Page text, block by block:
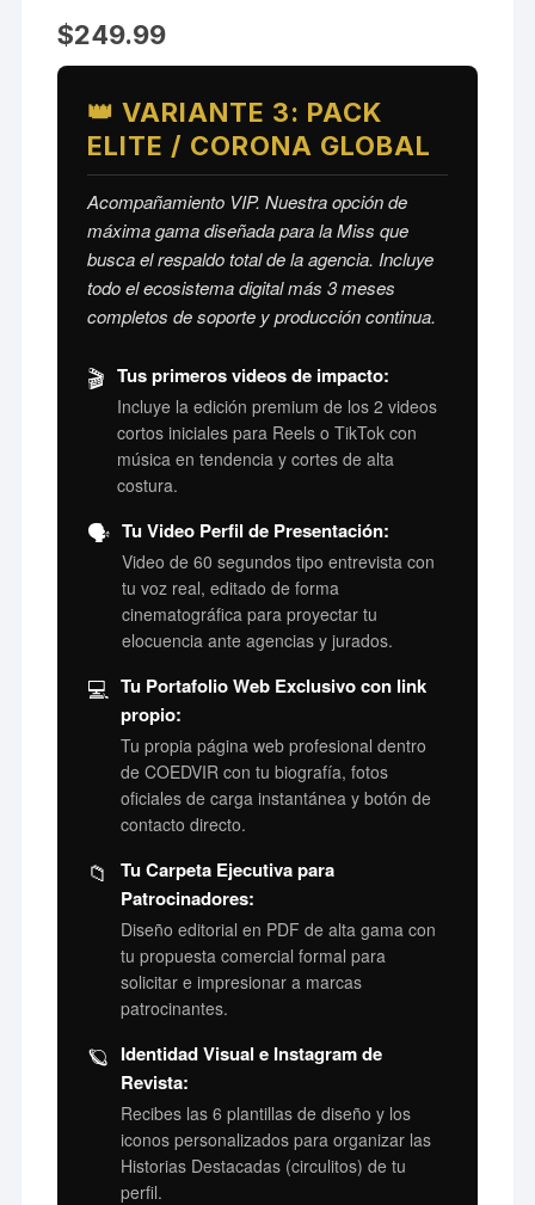
$249.99
👑 VARIANTE 3: PACK
ELITE / CORONA GLOBAL
Acompañamiento VIP. Nuestra opción de
máxima gama diseñada para la Miss que
busca el respaldo total de la agencia. Incluye
todo el ecosistema digital más 3 meses
completos de soporte y producción continua.
🎬 Tus primeros videos de impacto:
Incluye la edición premium de los 2 videos
cortos iniciales para Reels o TikTok con
música en tendencia y cortes de alta
costura.
🗣️ Tu Video Perfil de Presentación:
Video de 60 segundos tipo entrevista con
tu voz real, editado de forma
cinematográfica para proyectar tu
elocuencia ante agencias y jurados.
💻
Tu Portafolio Web Exclusivo con link
propio:
Tu propia página web profesional dentro
de COEDVIR con tu biografía, fotos
oficiales de carga instantánea y botón de
contacto directo.
📁
Tu Carpeta Ejecutiva para
Patrocinadores:
Diseño editorial en PDF de alta gama con
tu propuesta comercial formal para
solicitar e impresionar a marcas
patrocinantes.
🪐 Identidad Visual e Instagram de
Revista:
Recibes las 6 plantillas de diseño y los
iconos personalizados para organizar las
Historias Destacadas (circulitos) de tu
perfil.